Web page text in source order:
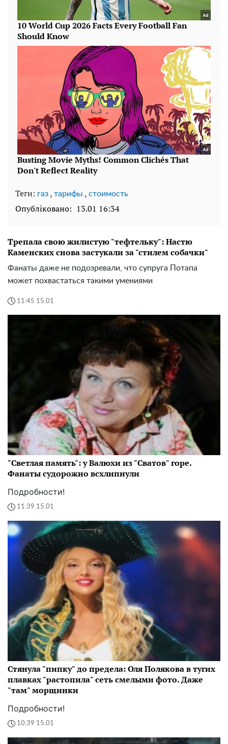
Теги: газ , тарифы , стоимость
Опубліковано: 13.01 16:34
Трепала свою жилистую "тефтельку": Настю
Каменских снова застукали за "стилем собачки"
Фанаты даже не подозревали, что супруга Потапа
может похвастаться такими умениями
11:45 15.01
"Светлая память": у Валюхи из "Сватов" горе.
Фанаты судорожно всхлипнули
Подробности!
11:39 15.01
Стянула "пипку" до предела: Оля Полякова в тугих
плавках "растопила" сеть смелыми фото. Даже
"там" морщинки
Подробности!
10:39 15.01